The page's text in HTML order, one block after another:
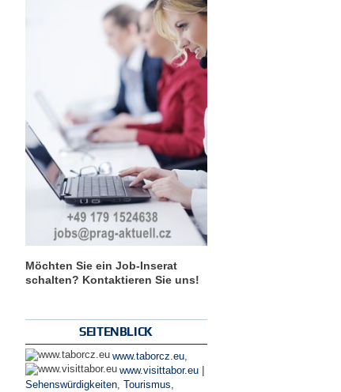
Möchten Sie ein Job-Inserat
schalten? Kontaktieren Sie uns!
SEITENBLICK
www.taborcz.eu,
www.visittabor.eu |
Sehenswürdigkeiten, Tourismus